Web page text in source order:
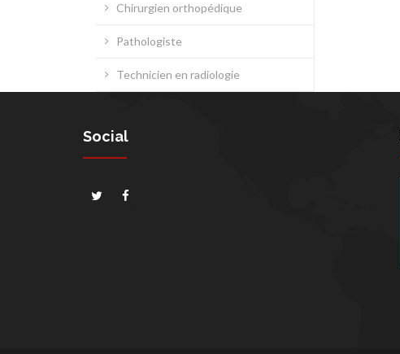
Chirurgien orthopédique
Pathologiste
Technicien en radiologie
Social